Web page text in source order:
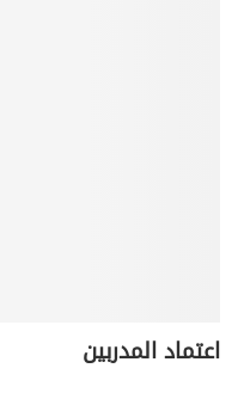
اعتماد المدربين